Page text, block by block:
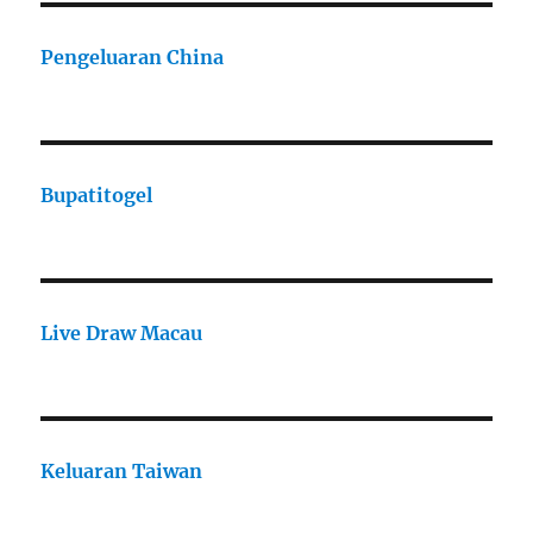
Pengeluaran China
Bupatitogel
Live Draw Macau
Keluaran Taiwan